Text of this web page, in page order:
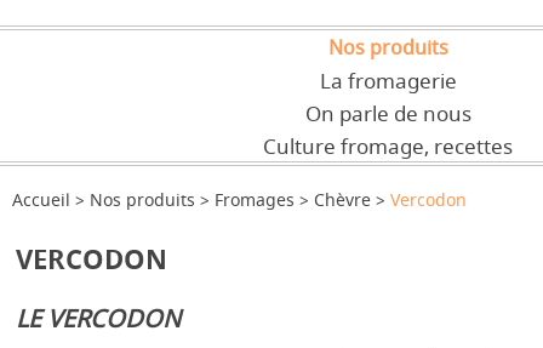
Nos produits
La fromagerie
On parle de nous
Culture fromage, recettes
Accueil Nos produits Fromages Chèvre Vercodon
VERCODON
LE VERCODON